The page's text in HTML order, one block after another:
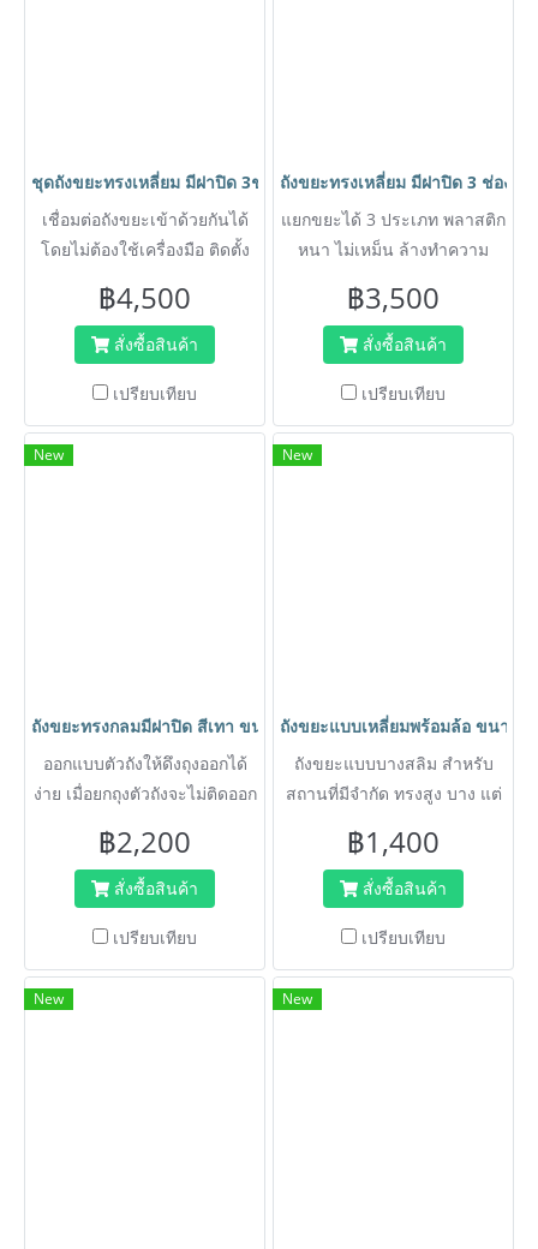
ชุดถังขยะทรงเหลี่ยม มีฝาปิด 3ช่อง ติดตั้งล้อ แยกประเภทขยะได้ สีเท
เชื่อมต่อถังขยะเข้าด้วยกันได้
โดยไม่ต้องใช้เครื่องมือ ติดตั้ง
ประเภท พลาสติกหนา ไม่เหม็น
ล้างทำความสะอาดง่าย
฿4,500
สั่งซื้อสินค้า
เปรียบเทียบ
ถังขยะทรงเหลี่ยม มีฝาปิด 3 ช่องแ
แยกขยะได้ 3 ประเภท พลาสติก
หนา ไม่เหม็น ล้างทำความ
฿3,500
สั่งซื้อสินค้า
เปรียบเทียบ
New
ถังขยะทรงกลมมีฝาปิด สีเทา ขนาด120 ลิตร ออกแบบตัวถังให้ดึงถุงออ
ออกแบบตัวถังให้ดึงถุงออกได้
ง่าย เมื่อยกถุงตัวถังจะไม่ติดออก
ขยะติดตั้งล้อเคลื่อนที่ได้สะดวก
พลาสติกหนา ไม่เหม็น ล้าง
ทำความสะอาดง่าย
฿2,200
สั่งซื้อสินค้า
เปรียบเทียบ
New
ถังขยะแบบเหลี่ยมพร้อมล้อ ขนาด
ถังขยะแบบบางสลิม สำหรับ
สถานที่มีจำกัด ทรงสูง บาง แต่
ได้ง่าย ติดตั้งล้อเคลื่อนที่ได้
สะดวก พลาสติกหนา ไม่เหม็น
ล้างทำความสะอาดง่าย
฿1,400
สั่งซื้อสินค้า
เปรียบเทียบ
New New